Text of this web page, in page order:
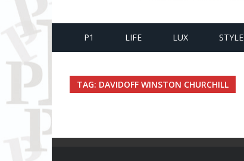
P1 LIFE LUX STYLE
TAG: DAVIDOFF WINSTON CHURCHILL